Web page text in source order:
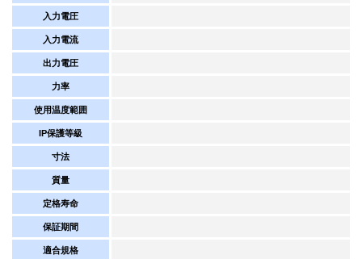
入力電圧
入力電流
出力電圧
力率
使用温度範囲
IP保護等級
寸法
質量
定格寿命
保証期間
適合規格